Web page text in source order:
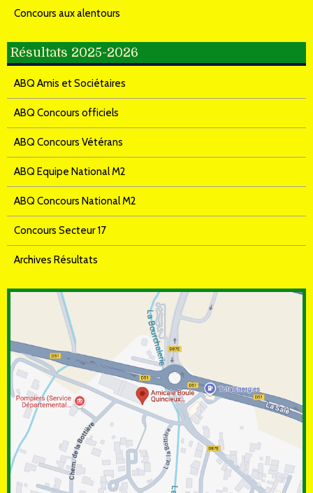
Concours aux alentours
Résultats 2025-2026
ABQ Amis et Sociétaires
ABQ Concours officiels
ABQ Concours Vétérans
ABQ Equipe National M2
ABQ Concours National M2
Concours Secteur 17
Archives Résultats